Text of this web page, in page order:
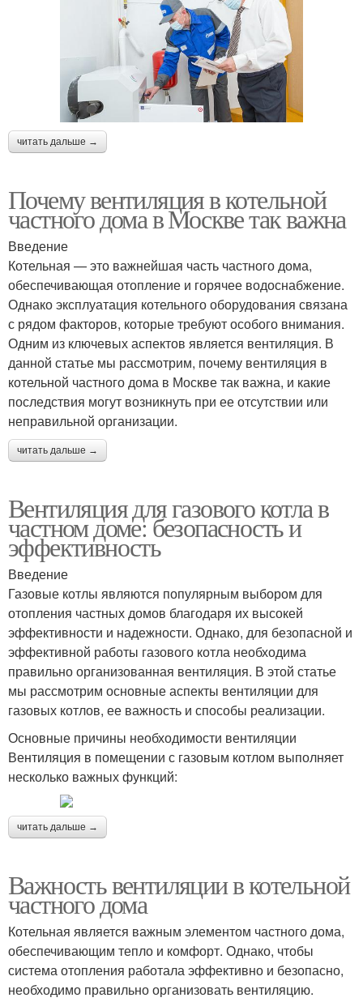
читать дальше →
Почему вентиляция в котельной
частного дома в Москве так важна
Введение
Котельная — это важнейшая часть частного дома,
обеспечивающая отопление и горячее водоснабжение.
Однако эксплуатация котельного оборудования связана
с рядом факторов, которые требуют особого внимания.
Одним из ключевых аспектов является вентиляция. В
данной статье мы рассмотрим, почему вентиляция в
котельной частного дома в Москве так важна, и какие
последствия могут возникнуть при ее отсутствии или
неправильной организации.
читать дальше →
Вентиляция для газового котла в
частном доме: безопасность и
эффективность
Введение
Газовые котлы являются популярным выбором для
отопления частных домов благодаря их высокей
эффективности и надежности. Однако, для безопасной и
эффективной работы газового котла необходима
правильно организованная вентиляция. В этой статье
мы рассмотрим основные аспекты вентиляции для
газовых котлов, ее важность и способы реализации.
Основные причины необходимости вентиляции
Вентиляция в помещении с газовым котлом выполняет
несколько важных функций:
читать дальше →
Важность вентиляции в котельной
частного дома
Котельная является важным элементом частного дома,
обеспечивающим тепло и комфорт. Однако, чтобы
система отопления работала эффективно и безопасно,
необходимо правильно организовать вентиляцию.